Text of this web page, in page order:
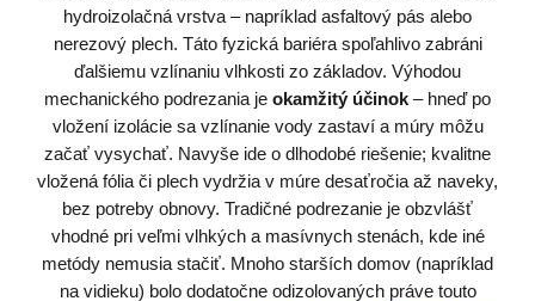
hydroizolačná vrstva – napríklad asfaltový pás alebo
nerezový plech. Táto fyzická bariéra spoľahlivo zabráni
ďalšiemu vzlínaniu vlhkosti zo základov. Výhodou
mechanického podrezania je okamžitý účinok – hneď po
vložení izolácie sa vzlínanie vody zastaví a múry môžu
začať vysychať. Navyše ide o dlhodobé riešenie; kvalitne
vložená fólia či plech vydržia v múre desaťročia až naveky,
bez potreby obnovy. Tradičné podrezanie je obzvlášť
vhodné pri veľmi vlhkých a masívnych stenách, kde iné
metódy nemusia stačiť. Mnoho starších domov (napríklad
na vidieku) bolo dodatočne odizolovaných práve touto